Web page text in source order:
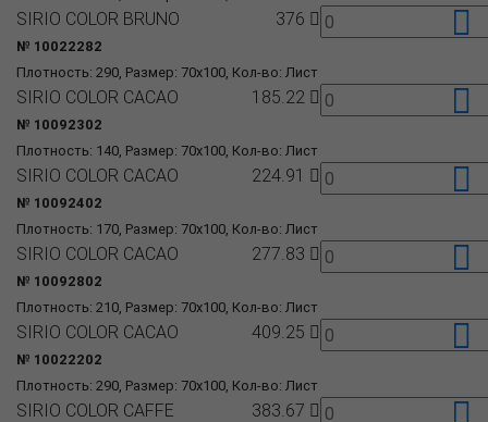
Плотность: 290, Размер: 70x100, Кол-во: Лист
SIRIO COLOR BRUNO
№ 10022282
376
Плотность: 140, Размер: 70x100, Кол-во: Лист
SIRIO COLOR CACAO
№ 10092302
185.22
Плотность: 170, Размер: 70x100, Кол-во: Лист
SIRIO COLOR CACAO
№ 10092402
224.91
Плотность: 210, Размер: 70x100, Кол-во: Лист
SIRIO COLOR CACAO
№ 10092802
277.83
Плотность: 290, Размер: 70x100, Кол-во: Лист
SIRIO COLOR CACAO
№ 10022202
409.25
SIRIO COLOR CAFFE 383.67